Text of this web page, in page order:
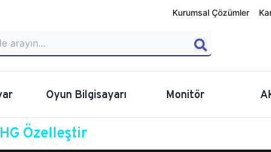
Kurumsal Çözümler
Oyun Bilgisayarı Monitör
Özelleştir